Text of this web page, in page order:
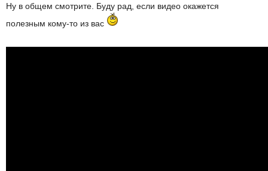
Ну в общем смотрите. Буду рад, если видео окажется
полезным кому-то из вас